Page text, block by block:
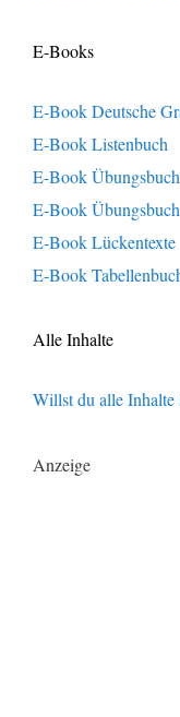
E-Books
E-Book Deutsche
E-Book Listenbuch
E-Book
E-Book
E-Book Lückentexte
E-Book
Alle Inhalte
Willst du alle Inhalte
Anzeige